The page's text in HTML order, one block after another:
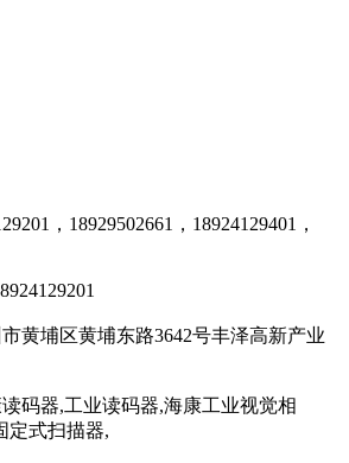
，18929502661，18924129401，
黄埔区黄埔东路3642号丰泽高新产业
码器,工业读码器,海康工业视觉相
定式扫描器,